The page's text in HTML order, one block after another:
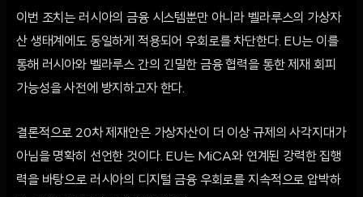
이번 조치는 러시아의 금융 시스템뿐만 아니라 벨라루스의 가상자
산 생태계에도 동일하게 적용되어 우회로를 차단한다. EU는 이를
통해 러시아와 벨라루스 간의 긴밀한 금융 협력을 통한 제재 회피
가능성을 사전에 방지하고자 한다.
결론적으로 20차 제재안은 가상자산이 더 이상 규제의 사각지대가
아님을 명확히 선언한 것이다. EU는 MiCA와 연계된 강력한 집행
력을 바탕으로 러시아의 디지털 금융 우회로를 지속적으로 압박하